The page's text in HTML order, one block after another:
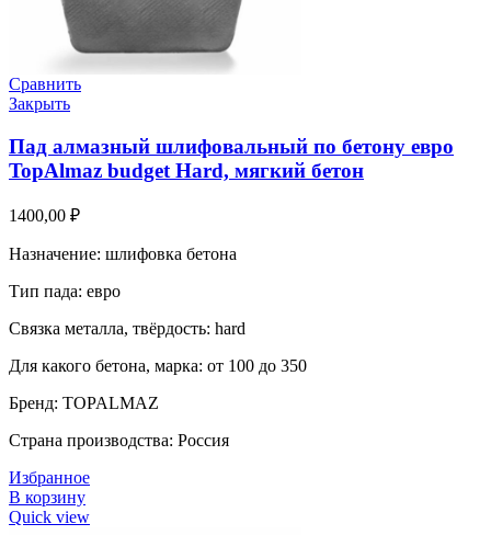
Сравнить
Закрыть
Пад алмазный шлифовальный по бетону евро
TopAlmaz budget Hard, мягкий бетон
1400,00 ₽
Назначение: шлифовка бетона
Тип пада: евро
Связка металла, твёрдость: hard
Для какого бетона, марка: от 100 до 350
Бренд: TOPALMAZ
Страна производства: Россия
Избранное
В корзину
Quick view